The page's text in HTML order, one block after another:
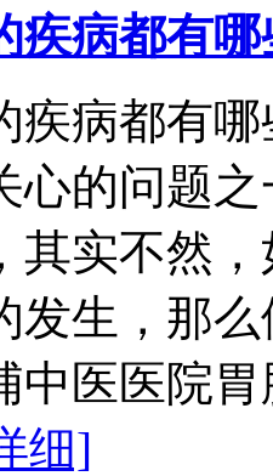
疾病都有哪
疾病都有
心的问题
其实不然
发生，那
中医医院
细]